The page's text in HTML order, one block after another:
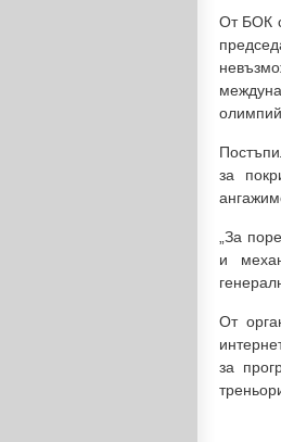
От БОК
за
„За
и
От
за